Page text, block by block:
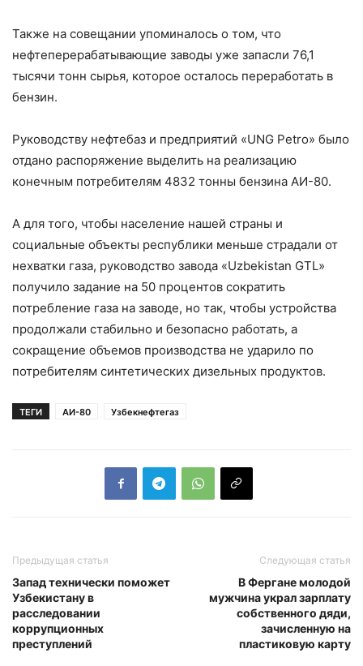
Также на совещании упоминалось о том, что
нефтеперерабатывающие заводы уже запасли 76,1
тысячи тонн сырья, которое осталось переработать в
бензин.
Руководству нефтебаз и предприятий «UNG Petro» было
отдано распоряжение выделить на реализацию
конечным потребителям 4832 тонны бензина АИ-80.
А для того, чтобы население нашей страны и
социальные объекты республики меньше страдали от
нехватки газа, руководство завода «Uzbekistan GTL»
получило задание на 50 процентов сократить
потребление газа на заводе, но так, чтобы устройства
продолжали стабильно и безопасно работать, а
сокращение объемов производства не ударило по
потребителям синтетических дизельных продуктов.
ТЕГИ АИ-80 Узбекнефтегаз
Предыдущая статья
Запад технически поможет
Узбекистану в
расследовании
коррупционных
преступлений
Следующая статья
В Фергане молодой
мужчина украл зарплату
собственного дяди,
зачисленную на
пластиковую карту